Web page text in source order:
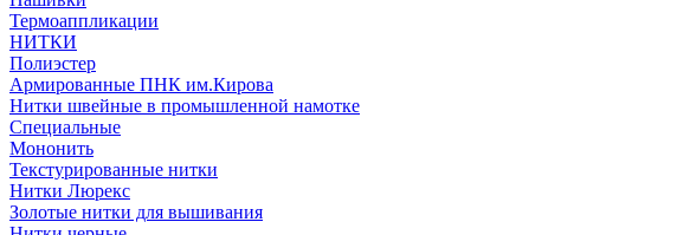
Термоаппликации
НИТКИ
Полиэстер
Армированные ПНК им.Кирова
Нитки швейные в промышленной намотке
Специальные
Мононить
Текстурированные нитки
Нитки Люрекс
Золотые нитки для вышивания